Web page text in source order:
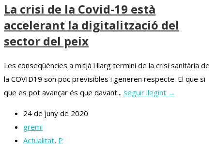
La crisi de la Covid-19 està
accelerant la digitalització del
sector del peix
Les conseqüències a mitjà i llarg termini de la crisi sanitària de
la COVID19 son poc previsibles i generen respecte. El que si
que es pot avançar és que davant... seguir llegint →
24 de juny de 2020
gremi
Actualitat, P